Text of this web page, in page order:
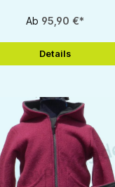
Ab 95,90 €*
Details